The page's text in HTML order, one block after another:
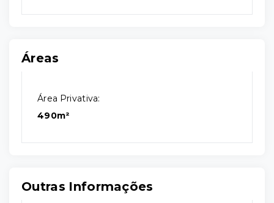
Áreas
Área Privativa:
490m²
Outras Informações